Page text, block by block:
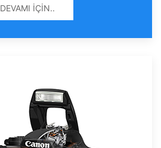
DEVAMI İÇIN..